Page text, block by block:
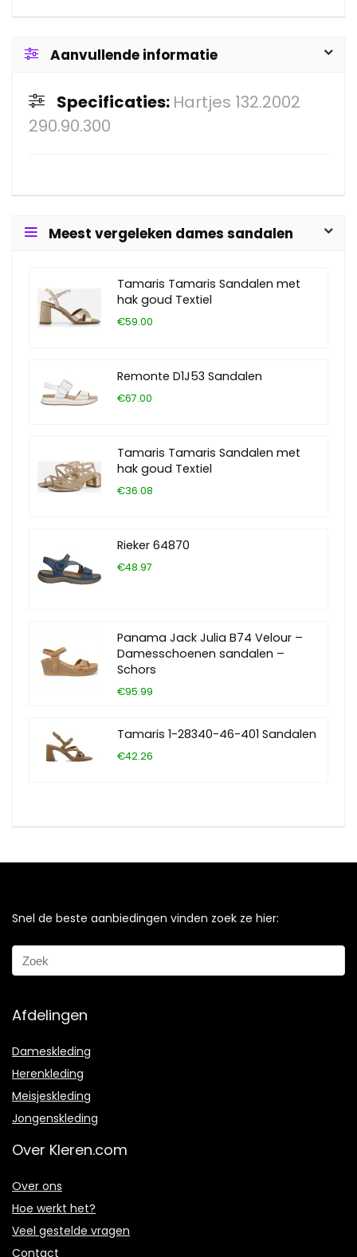
Aanvullende informatie
Specificaties: Hartjes 132.2002
290.90.300
Meest vergeleken dames sandalen
Tamaris Tamaris Sandalen met
hak goud Textiel
€59.00
Remonte D1J53 Sandalen
€67.00
Tamaris Tamaris Sandalen met
hak goud Textiel
€36.08
Rieker 64870
€48.97
Panama Jack Julia B74 Velour –
Damesschoenen sandalen –
Schors
€95.99
Tamaris 1-28340-46-401 Sandalen
€42.26
Snel de beste aanbiedingen vinden zoek ze hier:
Afdelingen
Dameskleding
Herenkleding
Meisjeskleding
Jongenskleding
Over Kleren.com
Over ons
Hoe werkt het?
Veel gestelde vragen
Contact